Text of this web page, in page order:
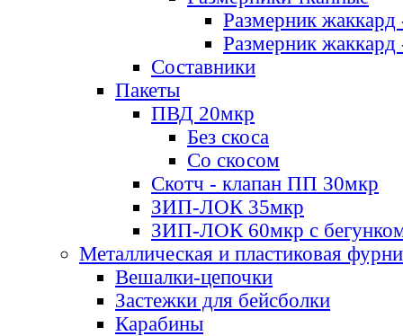
Размерник
Размерник
Составники
Пакеты
ПВД 20мкр
Без скоса
Со скосом
Скотч - клапан ПП 30мкр
ЗИП-ЛОК 35мкр
ЗИП-ЛОК 60мкр с
Металлическая и пластиковая
Вешалки-цепочки
Застежки для бейсболки
Карабины